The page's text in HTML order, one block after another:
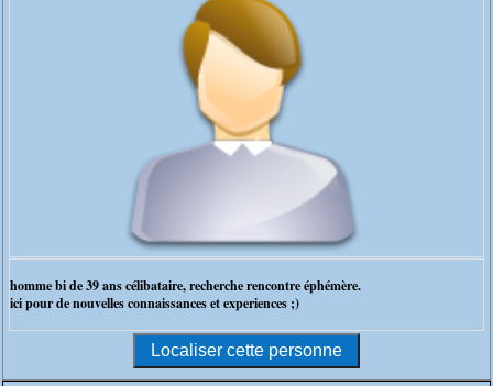
homme bi de 39 ans célibataire, recherche rencontre éphémère.
ici pour de nouvelles connaissances et experiences ;)